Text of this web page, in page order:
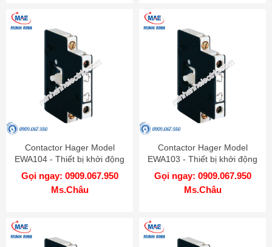
Contactor Hager Model
EWA104 - Thiết bị khởi động
từ
Gọi ngay: 0909.067.950
Ms.Châu
Contactor Hager Model
EWA103 - Thiết bị khởi động
từ
Gọi ngay: 0909.067.950
Ms.Châu